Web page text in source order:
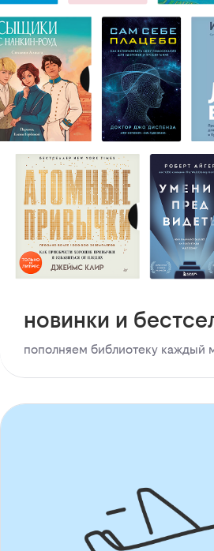
новинки и
пополняем библиотеку каждый